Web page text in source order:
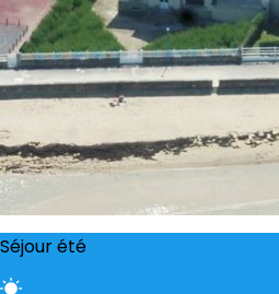
Séjour été